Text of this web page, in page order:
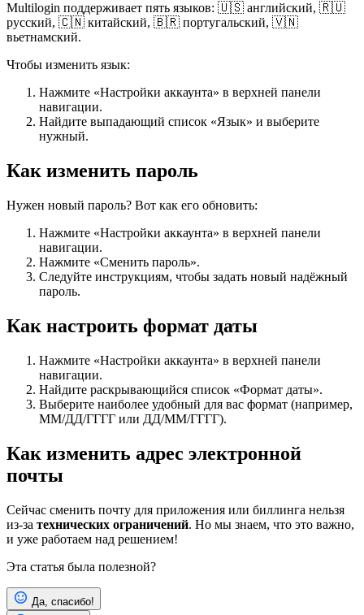
Multilogin поддерживает пять языков: 🇺🇸 английский, 🇷🇺
русский, 🇨🇳 китайский, 🇧🇷 португальский, 🇻🇳
вьетнамский.
Чтобы изменить язык:
Нажмите «Настройки аккаунта» в верхней панели
навигации.
Найдите выпадающий список «Язык» и выберите
нужный.
Как изменить пароль
Нужен новый пароль? Вот как его обновить:
Нажмите «Настройки аккаунта» в верхней панели
навигации.
Нажмите «Сменить пароль».
Следуйте инструкциям, чтобы задать новый надёжный
пароль.
Как настроить формат даты
Нажмите «Настройки аккаунта» в верхней панели
навигации.
Найдите раскрывающийся список «Формат даты».
Выберите наиболее удобный для вас формат (например,
ММ/ДД/ГГГГ или ДД/ММ/ГГГГ).
Как изменить адрес электронной
почты
Сейчас сменить почту для приложения или биллинга нельзя
из-за технических ограничений. Но мы знаем, что это важно,
и уже работаем над решением!
Эта статья была полезной?
Да, спасибо!